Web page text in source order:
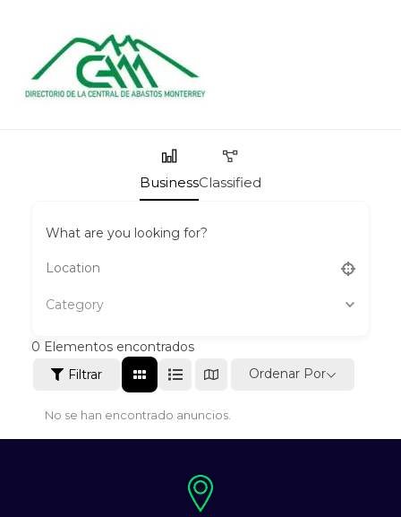
contenido
BusinessClassified
What are you looking for?
Category
0 Elementos encontrados
Filtrar
Ordenar Por
No se han encontrado anuncios.